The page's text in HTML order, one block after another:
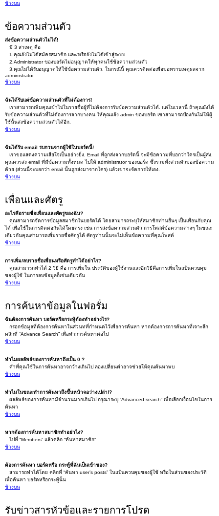
ข้างบน
ข้อความส่วนตัว
ส่งข้อความส่วนตัวไม่ได้!
มี 3 สาเหตุ คือ
1.คุณยังไม่ได้สมัครสมาชิก และ/หรือยังไม่ได้เข้าสู่ระบบ
2.Administrator ของบอร์ดไม่อนุญาตให้ทุกคนใช้ข้อความส่วนตัว
3.คุณไม่ได้รับอนุญาตให้ใช้ข้อความส่วนตัว. ในกรณีนี้ คุณควรติดต่อเพื่อขอทราบเหตุผลจาก
administrator.
ข้างบน
ฉันได้รับแต่ข้อความส่วนตัวที่ไม่ต้องการ!
เราสามารถเพิ่มคุณเข้าไปในรายชื่อผู้ที่ไม่ต้องการรับข้อความส่วนตัวได้. แต่ในเวลานี้ ถ้าคุณยังได้
รับข้อความส่วนตัวที่ไม่ต้องการจากบางคน ให้คุณแจ้ง admin ของบอร์ด เขาสามารถป้องกันไม่ให้ผู้
ใช้นั้นส่งข้อความส่วนตัวได้อีก.
ข้างบน
ฉันได้รับ email รบกวนจากผู้ใช้ในบอร์ดนี้!
เราขอแสดงความเสียใจเป็นอย่างยิ่ง. Email ที่ถูกส่งจากบอร์ดนี้ จะมีข้อความที่บอกว่าใครเป็นผู้ส่ง.
คุณควรส่ง email ที่มีข้อความทั้งหมด ไปให้ administrator ของบอร์ด ซึ่งรวมทั้งส่วนหัวของข้อความ
ด้วย (ส่วนนี้จะบอกว่า email นั้นถูกส่งมาจากใคร) แล้วเขาจะจัดการให้เอง.
ข้างบน
เพื่อนและศัตรู
อะไรคือรายชื่อเพื่อนและศัตรูของฉัน?
คุณสามารถจัดการข้อมูลสมาชิกในบอร์ดได้ โดยสามารถระบุให้สมาชิกท่านอื่นๆ เป็นเพื่อนกับคุณ
ได้ เพื่อใช้ในการติดต่อกันได้โดยตรง เช่น การส่งข้อความส่วนตัว การโพสต์ข้อความต่างๆ ในขณะ
เดียวกันคุณสามารถเพิ่มรายชื่อศัตรูได้ ศัตรูท่านนั้นจะไม่เห็นข้อความที่คุณโพสต์
ข้างบน
การเพิ่ม/ลบรายชื่อเพื่อนหรือศัตรูทำได้อย่าไร?
คุณสามารถทำได้ 2 วิธี คือ การเพิ่มใน ประวัติของผู้ใช้งานและอีกวิธีคือการเพิ่มในแป้นควบคุม
ของผู้ใช้ ในการลบข้อมูลก็เช่นเดียวกัน
ข้างบน
การค้นหาข้อมูลในฟอรั่ม
ฉันต้องการค้นหา บอร์ดหรือกระทู้ต้องทำอย่างไร?
กรอกข้อมูลที่ต้องการค้นหาในส่วนทที่กำหนดไว้เพื่อการค้นหา หากต้องการการค้นหาที่เจาะลึก
คลิกที่ “Advance Search” เพื่อทำการค้นหาต่อไป
ข้างบน
ทำไมผลลัพธ์ของการค้นหาถึงเป็น 0 ?
คำที่คุณใช้ในการค้นหาอาจกว้างเกินไป ลองเปลี่ยนคำอาจช่วยให้คุณค้นหาพบ
ข้างบน
ทำไมในขณะทำการค้นหาถึงขึ้นหน้าจอว่างเปล่า!?
ผลลัพธ์ของการค้นหามีจำนวนมากเกินไป กรุณาระบุ “Advanced search” เพื่อเลือกเงื่อนไขในการ
ค้นหา
ข้างบน
หากต้องการค้นหาสมาชิกทำอย่าไง?
ไปที่ “Members” แล้วคลิก “ค้นหาสมาชิก”
ข้างบน
ต้องการค้นหา บอร์ดหรือ กระทู้ที่ฉันเป็นเข้าของ?
สามารถทำได้โดย คลิกที่ “ค้นหา user’s posts” ในแป้นควบคุมของผู้ใช้ หรือในส่วนของประวัติ
เพื่อค้นหา บอร์ดหรือกระทู้นั้น
ข้างบน
รับข่าวสารหัวข้อและรายการโปรด